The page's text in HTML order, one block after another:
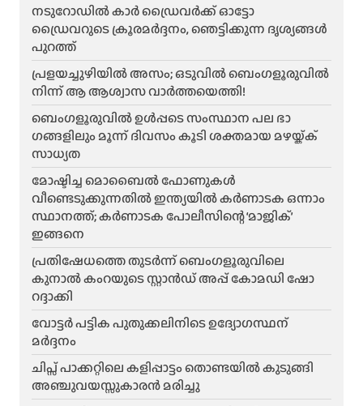
നടുറോഡിൽ കാർ ഡ്രൈവർക്ക് ഓട്ടോ
ഡ്രൈവറുടെ ക്രൂരമർദ്ദനം, ഞെട്ടിക്കുന്ന ദൃശ്യങ്ങൾ
പുറത്ത്
പ്രളയച്ചുഴിയിൽ അസം; ഒടുവിൽ ബെംഗളൂരുവിൽ
നിന്ന് ആ ആശ്വാസ വാർത്തയെത്തി!
ബെംഗളൂരുവിൽ ഉൾപ്പടെ സംസ്ഥാന പല ഭാ​
ഗങ്ങളിലും മൂന്ന് ദിവസം കൂടി ശക്തമായ മഴയ്ക്ക്
സാധ്യത
മോഷ്ടിച്ച മൊബൈൽ ഫോണുകൾ
വീണ്ടെടുക്കുന്നതിൽ ഇന്ത്യയിൽ കർണാടക ഒന്നാം
സ്ഥാനത്ത്; കർണാടക പോലീസിന്റെ ‘മാജിക്’
ഇങ്ങനെ
പ്രതിഷേധത്തെ തുടർന്ന് ബെംഗളൂരുവിലെ
കുനാൽ കംറയുടെ സ്റ്റാൻഡ് അപ്പ് കോമഡി ഷോ
റദ്ദാക്കി
വോട്ടർ പട്ടിക പുതുക്കലിനിടെ ഉദ്യോഗസ്ഥന്
മർദ്ദനം
ചിപ്സ് പാക്കറ്റിലെ കളിപ്പാട്ടം തൊണ്ടയിൽ കുടുങ്ങി
അഞ്ചുവയസ്സുകാരൻ മരിച്ചു